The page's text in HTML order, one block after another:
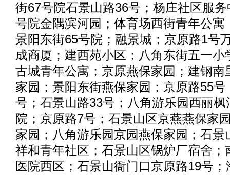
街67号院石景山路36号；杨庄社区服
号院金隅滨河园；体育场西街青年公寓
景阳东街65号院；融景城；京原路1号
成商厦；建西苑小区；八角东街五一小
古城青年公寓；京原燕保家园；建钢南
家园；景阳东街燕保家园；京原路55
号；石景山路33号；八角游乐园西丽
院；京原路7号；石景山区京燕燕保家
家园；八角游乐园京园燕保家园；石景
祥和青年社区；石景山区锅炉厂宿舍；
医院西区；石景山衙门口京原路19号